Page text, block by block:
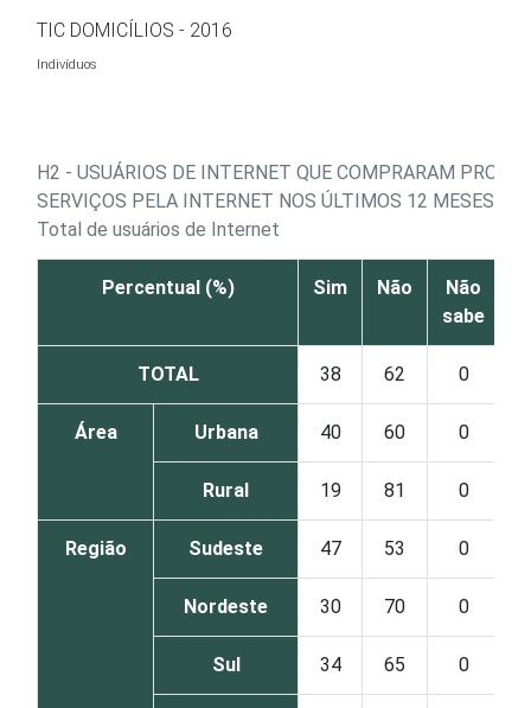
Ir para o conteúdo
TIC DOMICÍLIOS - 2016
Indivíduos
H2 - USUÁRIOS DE INTERNET QUE COMPRARAM
SERVIÇOS PELA INTERNET NOS ÚLTIMOS 12 MESES
Total de usuários de Internet
Percentual (%) Sim Não
Não
sabe
TOTAL 38 62 0
Área Urbana 40 60 0
Rural 19 81 0
Região Sudeste 47 53 0
Nordeste 30 70 0
Sul 34 65 0